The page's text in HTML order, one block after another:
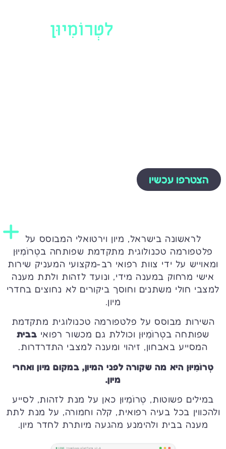
לטְרוֹמִיוּן
ההחלטה הכי בריאה
הצטרפו עכשיו
לראשונה בישראל, מיון וירטואלי המבוסס על
פלטפורמה טכנולוגית מתקדמת שפותחה בטְרוֹמִיוּן
ומאוייש על ידי צוות רפואי רב-מקצועי המעניק שירות
אישי מרחוק במענה מידי, ונועד לזהות ולתת מענה
למצבי חולי משתנים וחוסך ביקורים לא נחוצים בחדרי
מיון.
השירות מבוסס על פלטפורמה טכנולוגית מתקדמת
שפותחה בטְרוֹמִיוּן וכוללת גם מכשור רפואי בבית
המסייע באבחון, זיהוי ומענה למצבי התדרדרות.
טְרוֹמִיוּן היא מה שקורה לפני המיון, במקום מיון ואחרי
מיון.
במילים פשוטות, טְרוֹמִיוּן כאן על מנת לזהות, לסייע
ולהכווין בכל בעיה רפואית, קלה וחמורה, על מנת לתת
מענה בבית ולהימנע מהגעה מיותרת לחדר מיון.